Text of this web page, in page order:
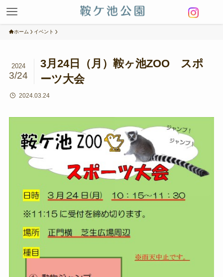
ホーム イベント
3月24日（月）鞍ヶ池ZOO スポ
ーツ大会
2024
3/24
2024.03.24